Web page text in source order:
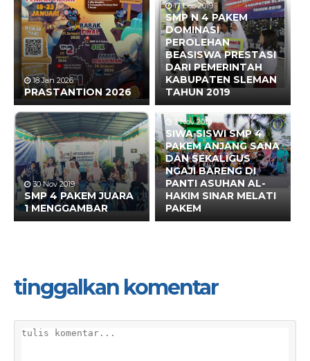
18 Jan 2026
PRASTANTION 2026
17 Des 2019
SMP N 4 PAKEM
DOMINASI
PEROLEHAN
BEASISWA PRESTASI
DARI PEMERINTAH
KABUPATEN SLEMAN
TAHUN 2019
30 Nov 2019
SMP 4 PAKEM JUARA
1 MENGGAMBAR
3 Nov 2019
SIWA SISWI SMP 4
PAKEM ANJANG SANA
DAN SEKALIGUS
NGAJI BARENG DI
PANTI ASUHAN AL-
HAKIM SINAR MELATI
PAKEM
tinggalkan komentar